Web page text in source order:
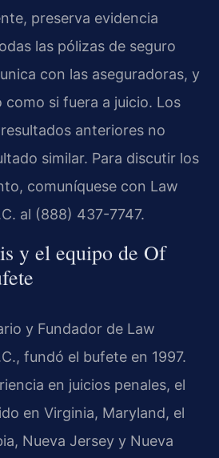
preserva evidencia
las pólizas de seguro
con las aseguradoras, y
como si fuera a juicio. Los
anteriores no
similar. Para discutir los
comuníquese con Law
al (888) 437-7747.
y el equipo de Of
y Fundador de Law
fundó el bufete en 1997.
en juicios penales, el
en Virginia, Maryland, el
Nueva Jersey y Nueva